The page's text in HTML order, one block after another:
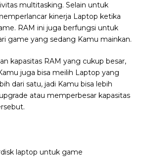
multitasking. Selain untuk
kinerja Laptop ketika
RAM ini juga berfungsi untuk
game yang sedang Kamu mainkan.
kapasitas RAM yang cukup besar,
juga bisa meilih Laptop yang
dari satu, jadi Kamu bisa lebih
atau memperbesar kapasitas